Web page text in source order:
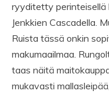
ryyditetty perinteisellä
Jenkkien Cascadella.
Ruista tässä onkin
makumaailmaa.
taas näitä
mukavasti